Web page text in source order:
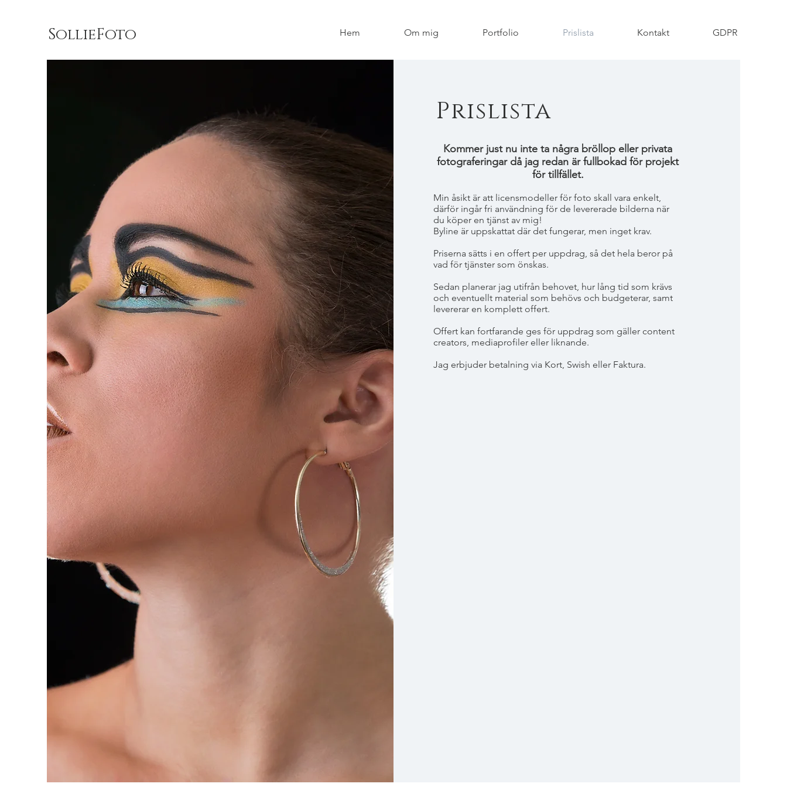
SollieFoto Hem Om mig Portfolio Prislista Kontakt GDPR
Prislista
Kommer just nu inte ta några bröllop eller privata
fotograferingar då jag redan är fullbokad för projekt
för tillfället.
Min åsikt är att licensmodeller för foto skall vara enkelt,
därför ingår fri användning för de levererade bilderna när
du köper en tjänst av mig!
Byline är uppskattat där det fungerar, men inget krav.
Priserna sätts i en offert per uppdrag, så det hela beror på
vad för tjänster som önskas.
Sedan planerar jag utifrån behovet, hur lång tid som krävs
och eventuellt material som behövs och budgeterar, samt
levererar en komplett offert.
Offert kan fortfarande ges för uppdrag som gäller content
creators, mediaprofiler eller liknande.
Jag erbjuder betalning via Kort, Swish eller Faktura.